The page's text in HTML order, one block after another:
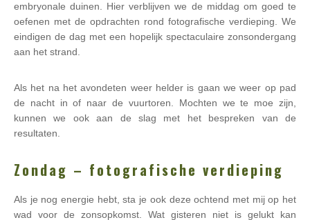
embryonale duinen. Hier verblijven we de middag om goed te
oefenen met de opdrachten rond fotografische verdieping. We
eindigen de dag met een hopelijk spectaculaire zonsondergang
aan het strand.
Als het na het avondeten weer helder is gaan we weer op pad
de nacht in of naar de vuurtoren. Mochten we te moe zijn,
kunnen we ook aan de slag met het bespreken van de
resultaten.
Zondag – fotografische verdieping
Als je nog energie hebt, sta je ook deze ochtend met mij op het
wad voor de zonsopkomst. Wat gisteren niet is gelukt kan